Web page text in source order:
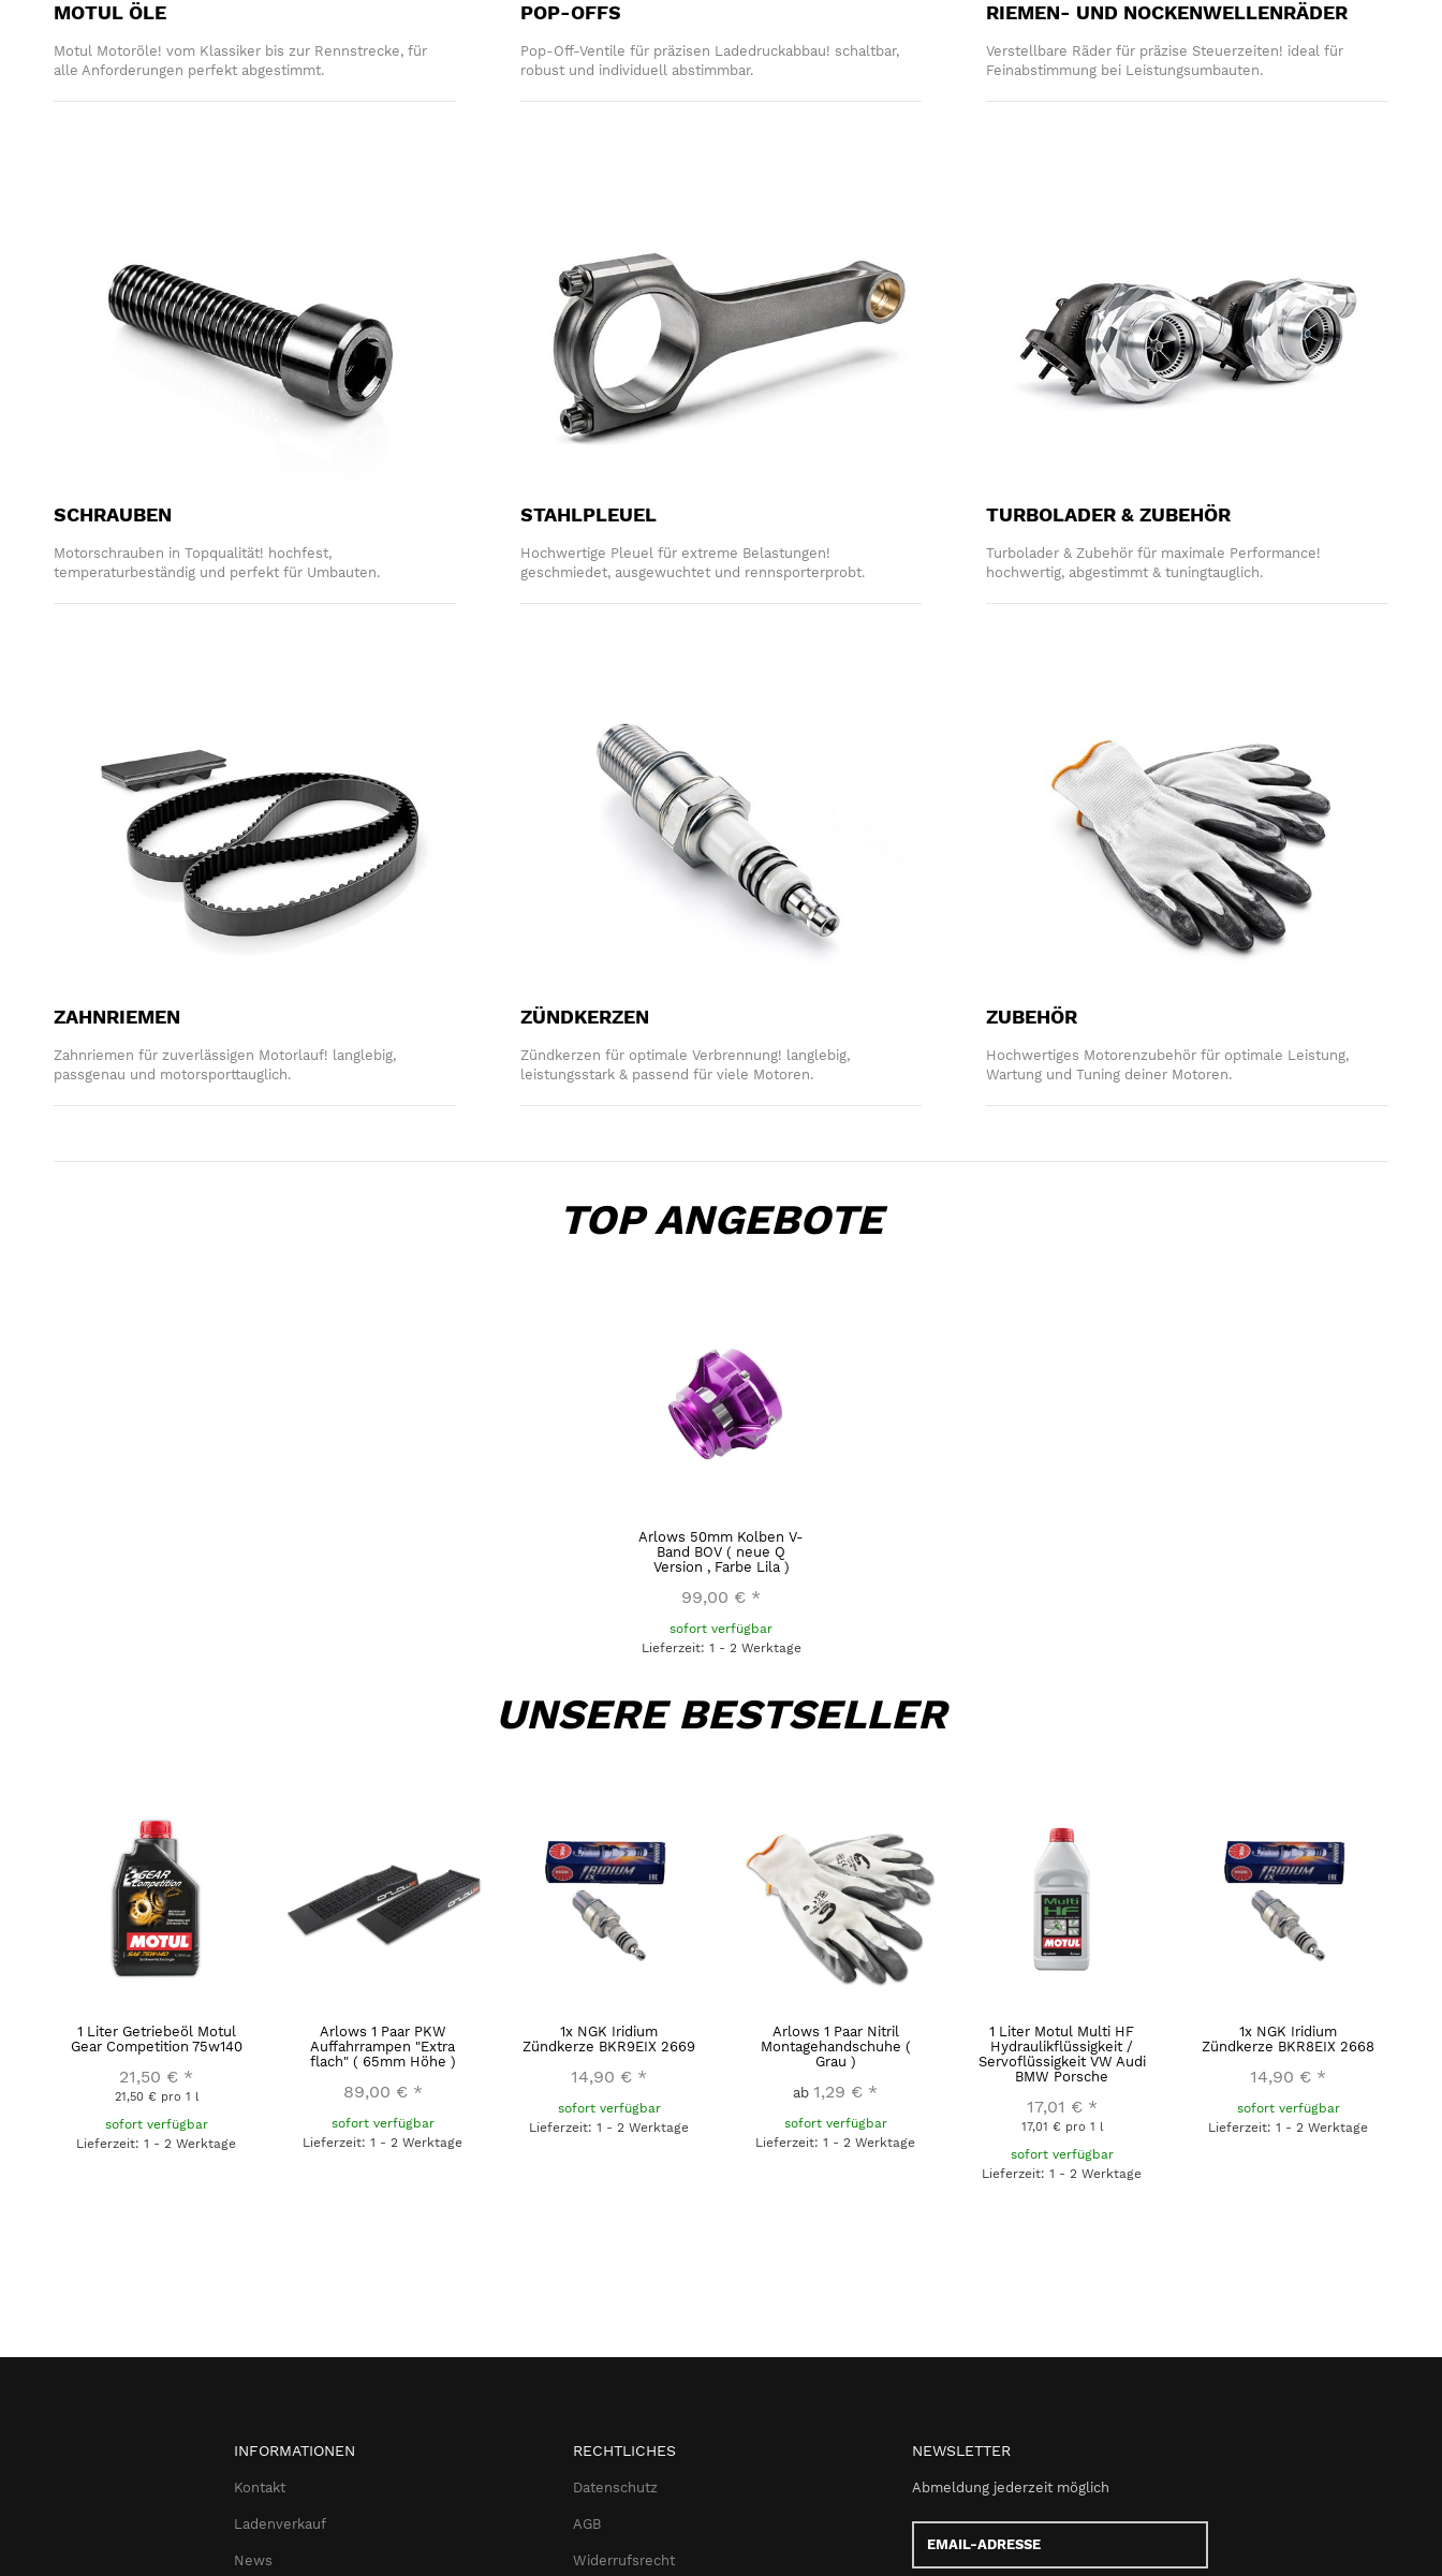
MOTUL ÖLE
Motul Motoröle! vom Klassiker bis zur Rennstrecke, für
alle Anforderungen perfekt abgestimmt.
POP-OFFS
Pop-Off-Ventile für präzisen Ladedruckabbau! schaltbar,
robust und individuell abstimmbar.
RIEMEN- UND NOCKENWELLENRÄDER
Verstellbare Räder für präzise Steuerzeiten! ideal für
Feinabstimmung bei Leistungsumbauten.
SCHRAUBEN
Motorschrauben in Topqualität! hochfest,
temperaturbeständig und perfekt für Umbauten.
STAHLPLEUEL
Hochwertige Pleuel für extreme Belastungen!
geschmiedet, ausgewuchtet und rennsporterprobt.
TURBOLADER & ZUBEHÖR
Turbolader & Zubehör für maximale Performance!
hochwertig, abgestimmt & tuningtauglich.
ZAHNRIEMEN
Zahnriemen für zuverlässigen Motorlauf! langlebig,
passgenau und motorsporttauglich.
ZÜNDKERZEN
Zündkerzen für optimale Verbrennung! langlebig,
leistungsstark & passend für viele Motoren.
ZUBEHÖR
Hochwertiges Motorenzubehör für optimale Leistung,
Wartung und Tuning deiner Motoren.
TOP ANGEBOTE
Arlows 50mm Kolben V-
Band BOV ( neue Q
Version , Farbe Lila )
99,00 € *
sofort verfügbar
Lieferzeit: 1 - 2 Werktage
UNSERE BESTSELLER
1 Liter Getriebeöl Motul
Gear Competition 75w140
21,50 € *
21,50 € pro 1 l
sofort verfügbar
Lieferzeit: 1 - 2 Werktage
Arlows 1 Paar PKW
Auffahrrampen "Extra
flach" ( 65mm Höhe )
89,00 € *
sofort verfügbar
Lieferzeit: 1 - 2 Werktage
1x NGK Iridium
Zündkerze BKR9EIX 2669
14,90 € *
sofort verfügbar
Lieferzeit: 1 - 2 Werktage
Arlows 1 Paar Nitril
Montagehandschuhe (
Grau )
ab 1,29 € *
sofort verfügbar
Lieferzeit: 1 - 2 Werktage
1 Liter Motul Multi HF
Hydraulikflüssigkeit /
Servoflüssigkeit VW Audi
BMW Porsche
17,01 € *
17,01 € pro 1 l
sofort verfügbar
Lieferzeit: 1 - 2 Werktage
1x NGK Iridium
Zündkerze BKR8EIX 2668
14,90 € *
sofort verfügbar
Lieferzeit: 1 - 2 Werktage
INFORMATIONEN
Kontakt
Ladenverkauf
News
RECHTLICHES
Datenschutz
AGB
Widerrufsrecht
NEWSLETTER
Abmeldung jederzeit möglich
Email-
Adresse